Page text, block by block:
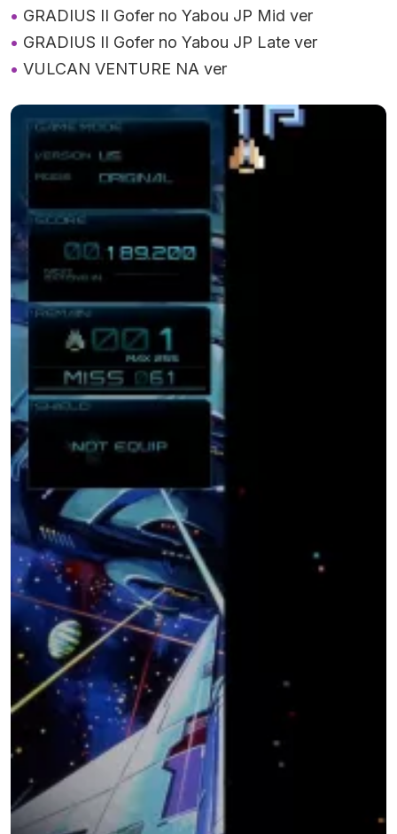
GRADIUS II Gofer no Yabou JP Mid ver
GRADIUS II Gofer no Yabou JP Late ver
VULCAN VENTURE NA ver